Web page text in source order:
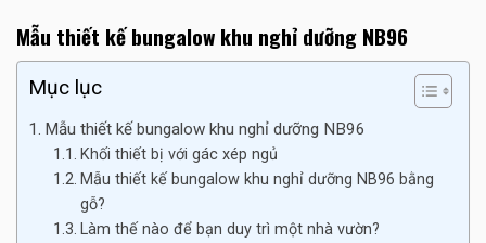
Mẫu thiết kế bungalow khu nghỉ dưỡng NB96
Mục lục
Mẫu thiết kế bungalow khu nghỉ dưỡng NB96
Khối thiết bị với gác xép ngủ
Mẫu thiết kế bungalow khu nghỉ dưỡng NB96 bằng
gỗ?
Làm thế nào để bạn duy trì một nhà vườn?